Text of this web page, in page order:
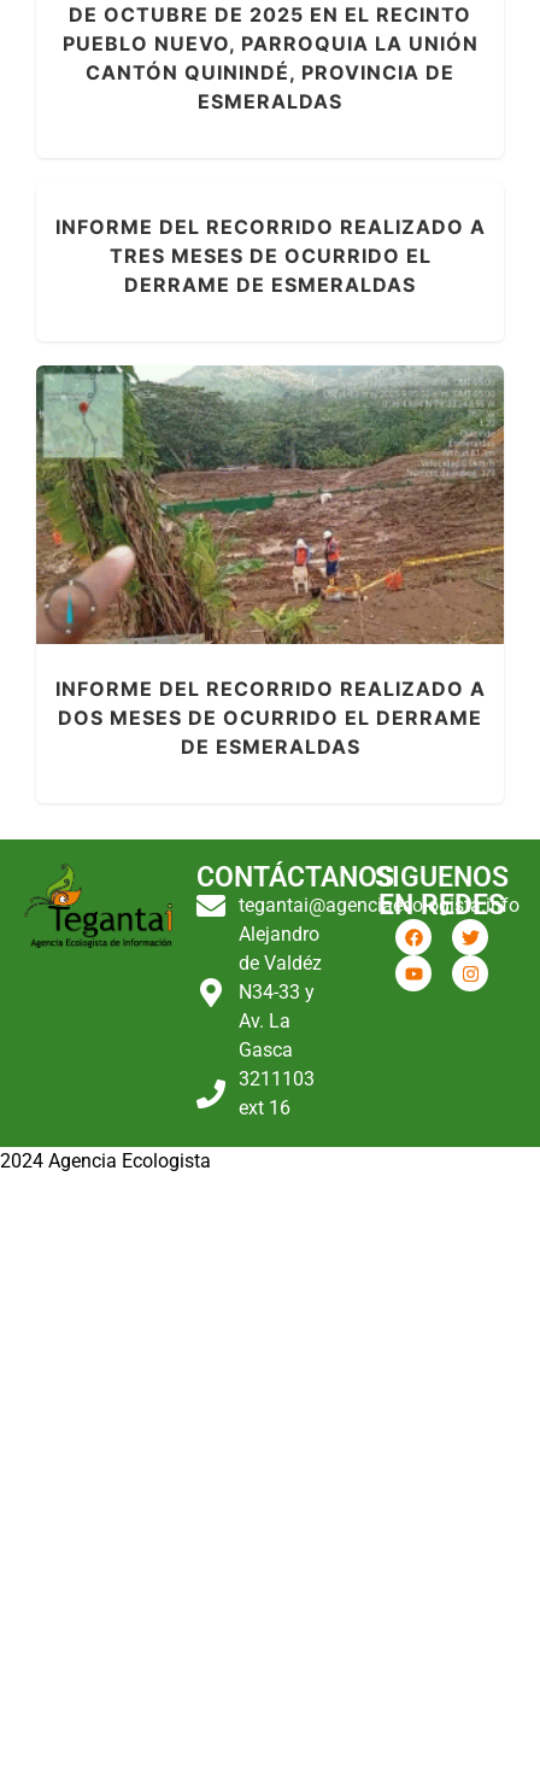
DE OCTUBRE DE 2025 EN EL RECINTO
PUEBLO NUEVO, PARROQUIA LA UNIÓN
CANTÓN QUININDÉ, PROVINCIA DE
ESMERALDAS
INFORME DEL RECORRIDO REALIZADO A
TRES MESES DE OCURRIDO EL
DERRAME DE ESMERALDAS
INFORME DEL RECORRIDO REALIZADO A
DOS MESES DE OCURRIDO EL DERRAME
DE ESMERALDAS
CONTÁCTANOS
tegantai@agenciaecologista.info
Alejandro
de Valdéz
N34-33 y
Av. La
Gasca
3211103
ext 16
SIGUENOS
EN REDES
2024 Agencia Ecologista